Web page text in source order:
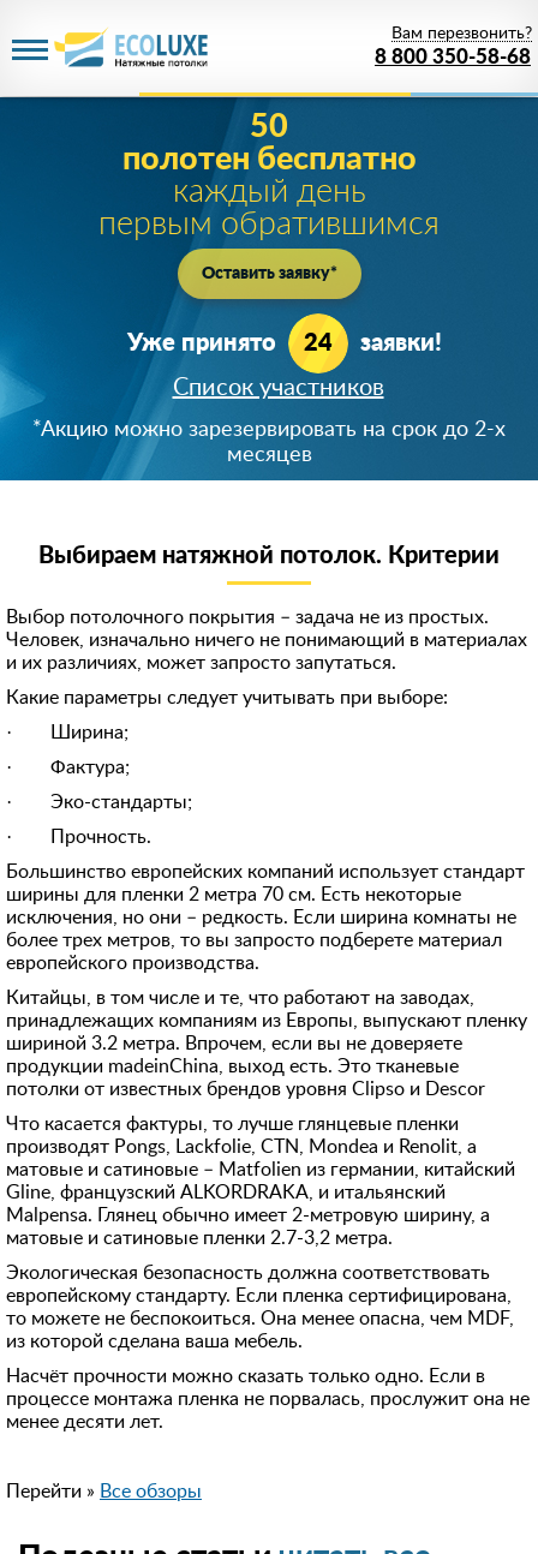
8 800 350-58-68
Вам перезвонить?
50
полотен бесплатно
каждый день
первым обратившимся
Оставить заявку*
Уже принято 24
заявки!
Список участников
890366***24
8 (926) 64*-43-65
8 (916) 740-**-*1
90674***78
+791628***10
896851***98
+796715***87
98531***92
8 (964) 290-**-*3
8 (964) 764-**-*8
91615***12
+792628***88
849974***17
+7 (926) 940-**-*7
896399***00
849556***72
*Акцию можно зарезервировать на срок до 2-х
месяцев
Выбираем натяжной потолок. Критерии
Выбор потолочного покрытия – задача не из простых.
Человек, изначально ничего не понимающий в материалах
и их различиях, может запросто запутаться.
Какие параметры следует учитывать при выборе:
· Ширина;
· Фактура;
· Эко-стандарты;
· Прочность.
Большинство европейских компаний использует стандарт
ширины для пленки 2 метра 70 см. Есть некоторые
исключения, но они – редкость. Если ширина комнаты не
более трех метров, то вы запросто подберете материал
европейского производства.
Китайцы, в том числе и те, что работают на заводах,
принадлежащих компаниям из Европы, выпускают пленку
шириной 3.2 метра. Впрочем, если вы не доверяете
продукции madeinChina, выход есть. Это тканевые
потолки от известных брендов уровня Clipso и Descor
Что касается фактуры, то лучше глянцевые пленки
производят Pongs, Lackfolie, CTN, Mondea и Renolit, а
матовые и сатиновые – Matfolien из германии, китайский
Gline, французский ALKORDRAKA, и итальянский
Malpensa. Глянец обычно имеет 2-метровую ширину, а
матовые и сатиновые пленки 2.7-3,2 метра.
Экологическая безопасность должна соответствовать
европейскому стандарту. Если пленка сертифицирована,
то можете не беспокоиться. Она менее опасна, чем MDF,
из которой сделана ваша мебель.
Насчёт прочности можно сказать только одно. Если в
процессе монтажа пленка не порвалась, прослужит она не
менее десяти лет.
Перейти » Все обзоры